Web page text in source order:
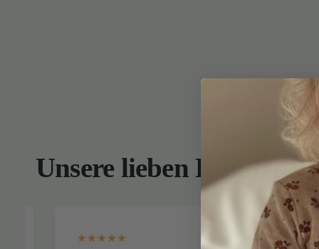
Unsere lieben Kunden